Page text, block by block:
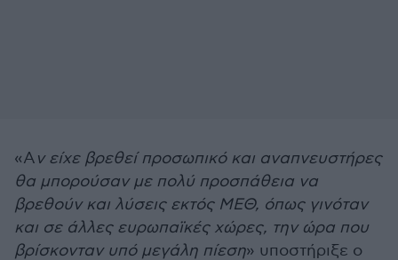
«Αν είχε βρεθεί προσωπικό και αναπνευστήρες
θα μπορούσαν με πολύ προσπάθεια να
βρεθούν και λύσεις εκτός ΜΕΘ, όπως γινόταν
και σε άλλες ευρωπαϊκές χώρες, την ώρα που
βρίσκονταν υπό μεγάλη πίεση» υποστήριξε ο